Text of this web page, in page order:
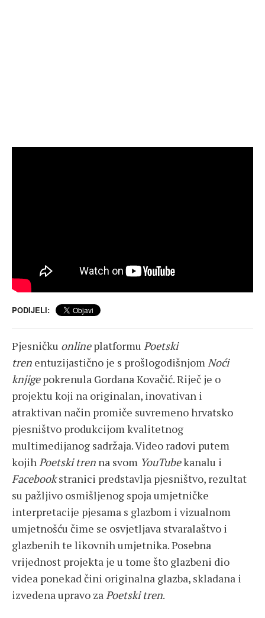
PODIJELI:
Pjesničku onlineplatformu Poetski
tren entuzijastično je s prošlogodišnjomNoći
knjigepokrenula Gordana Kovačić. Riječ je o
projektu koji na originalan, inovativan i
atraktivan način promiče suvremeno hrvatsko
pjesništvo produkcijom kvalitetnog
multimedijanog sadržaja. Video radovi putem
kojihPoetski tren na svom YouTubekanalu i
Facebookstranici predstavlja pjesništvo, rezultat
su pažljivo osmišljenog spoja umjetničke
interpretacije pjesama s glazbom i vizualnom
umjetnošću čime se osvjetljava stvaralaštvo i
glazbenih te likovnih umjetnika. Posebna
vrijednost projekta je u tome što glazbeni dio
videa ponekad čini originalna glazba, skladana i
izvedena upravo zaPoetski tren.